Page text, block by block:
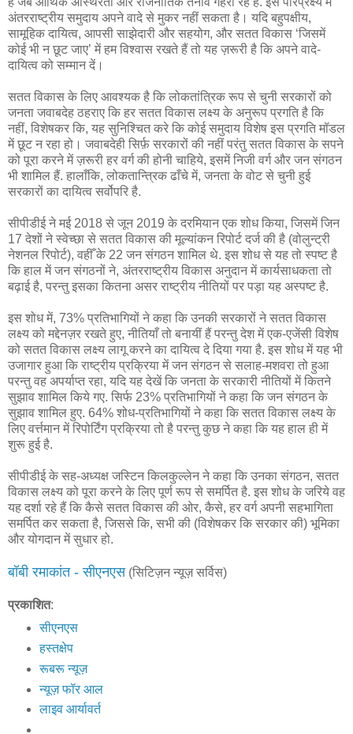
अंतरराष्ट्रीय समुदाय अपने वादे से मुकर नहीं सकता है। यदि बहुपक्षीय,
सामूहिक दायित्व, आपसी साझेदारी और सहयोग, और सतत विकास ‘जिसमें
कोई भी न छूट जाए’ में हम विश्वास रखते हैं तो यह ज़रूरी है कि अपने वादे-
दायित्व को सम्मान दें।
सतत विकास के लिए आवश्यक है कि लोकतांत्रिक रूप से चुनी सरकारों को
जनता जवाबदेह ठहराए कि हर सतत विकास लक्ष्य के अनुरूप प्रगति है कि
नहीं, विशेषकर कि, यह सुनिश्चित करे कि कोई समुदाय विशेष इस प्रगति मॉडल
में छूट न रहा हो। जवाबदेही सिर्फ़ सरकारों की नहीं परंतु सतत विकास के सपने
को पूरा करने में ज़रूरी हर वर्ग की होनी चाहिये, इसमें निजी वर्ग और जन संगठन
भी शामिल हैं. हालाँकि, लोकतान्त्रिक ढाँचे में, जनता के वोट से चुनी हुई
सरकारों का दायित्व सर्वोपरि है.
सीपीडीई ने मई 2018 से जून 2019 के दरमियान एक शोध किया, जिसमें जिन
17 देशों ने स्वेच्छा से सतत विकास की मूल्यांकन रिपोर्ट दर्ज की है (वोलुन्ट्री
नेशनल रिपोर्ट), वहीँ के 22 जन संगठन शामिल थे. इस शोध से यह तो स्पष्ट है
कि हाल में जन संगठनों ने, अंतरराष्ट्रीय विकास अनुदान में कार्यसाधकता तो
बढ़ाई है, परन्तु इसका कितना असर राष्ट्रीय नीतियों पर पड़ा यह अस्पष्ट है.
इस शोध में, 73% प्रतिभागियों ने कहा कि उनकी सरकारों ने सतत विकास
लक्ष्य को मद्देनज़र रखते हुए, नीतियाँ तो बनायीं हैं परन्तु देश में एक-एजेंसी विशेष
को सतत विकास लक्ष्य लागू करने का दायित्व दे दिया गया है. इस शोध में यह भी
उजागार हुआ कि राष्ट्रीय प्रक्रिया में जन संगठन से सलाह-मशवरा तो हुआ
परन्तु वह अपर्याप्त रहा, यदि यह देखें कि जनता के सरकारी नीतियों में कितने
सुझाव शामिल किये गए. सिर्फ 23% प्रतिभागियों ने कहा कि जन संगठन के
सुझाव शामिल हुए. 64% शोध-प्रतिभागियों ने कहा कि सतत विकास लक्ष्य के
लिए वर्त्तमान में रिपोर्टिंग प्रक्रिया तो है परन्तु कुछ ने कहा कि यह हाल ही में
शुरू हुई है.
सीपीडीई के सह-अध्यक्ष जस्टिन किलकुल्लेन ने कहा कि उनका संगठन, सतत
विकास लक्ष्य को पूरा करने के लिए पूर्ण रूप से समर्पित है. इस शोध के जरिये वह
यह दर्शा रहे हैं कि कैसे सतत विकास की ओर, कैसे, हर वर्ग अपनी सहभागिता
समर्पित कर सकता है, जिससे कि, सभी की (विशेषकर कि सरकार की) भूमिका
और योगदान में सुधार हो.
बॉबी रमाकांत - सीएनएस(सिटिज़न न्यूज़ सर्विस)
प्रकाशित:
सीएनएस
हस्तक्षेप
रूबरू न्यूज़
न्यूज़ फॉर आल
लाइव आर्यावर्त